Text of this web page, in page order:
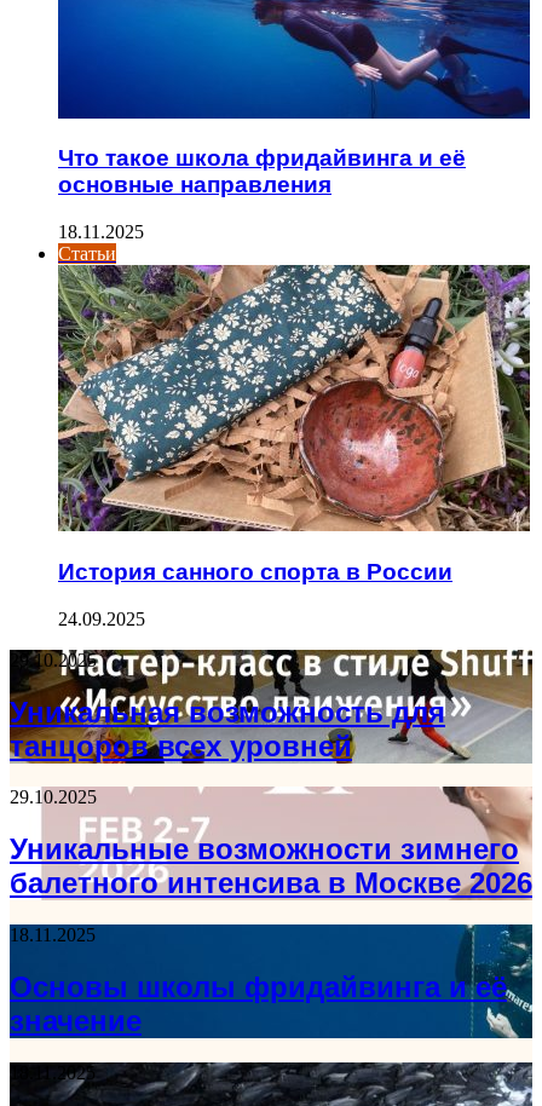
Что такое школа фридайвинга и её
основные направления
18.11.2025
Статьи
История санного спорта в России
24.09.2025
29.10.2025
Уникальная возможность для
танцоров всех уровней
29.10.2025
Уникальные возможности зимнего
балетного интенсива в Москве 2026
18.11.2025
Основы школы фридайвинга и её
значение
18.11.2025